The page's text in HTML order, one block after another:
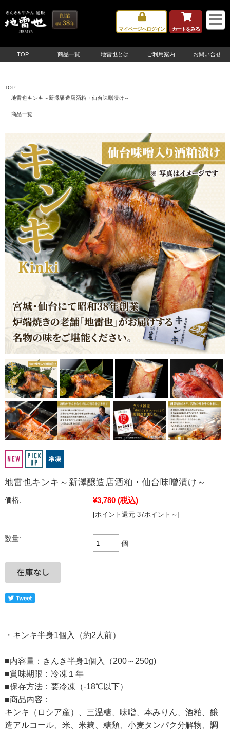
マイページへログイン カートをみる
TOP 商品一覧 地雷也とは ご利用案内 お問い合せ
TOP
地雷也キンキ～新澤醸造店酒粕・仙台味噌漬け～
商品一覧
地雷也キンキ～新澤醸造店酒粕・仙台味噌漬け～
価格: ¥3,780 (税込)
[ポイント還元 37ポイント～]
数量:
個
・キンキ半身1個入（約2人前）
■内容量：きんき半身1個入（200～250g)
■賞味期限：冷凍１年
■保存方法：要冷凍（-18℃以下）
■商品内容：
キンキ（ロシア産）、三温糖、味噌、本みりん、酒粕、醸
造アルコール、米、米麹、糖類、小麦タンパク分解物、調